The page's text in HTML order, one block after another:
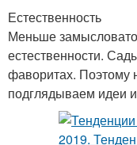
Естественность
Меньше
естественности.
фаворитах. Поэтому
подглядываем идеи